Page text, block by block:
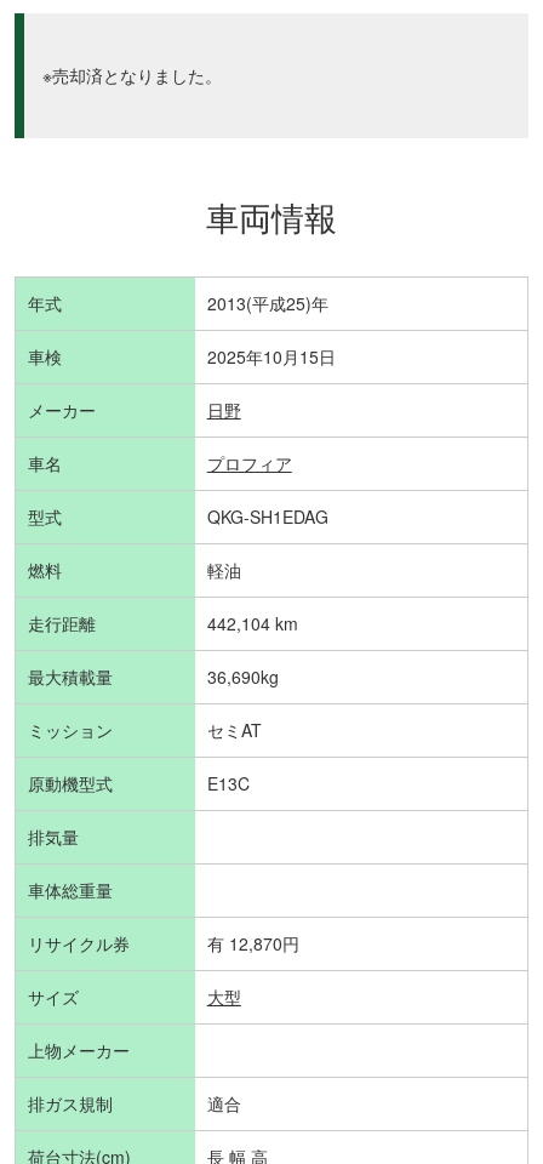
※売却済となりました。
車両情報
年式 2013(平成25)年
車検 2025年10月15日
メーカー 日野
車名 プロフィア
型式 QKG-SH1EDAG
燃料 軽油
走行距離 442,104 km
最大積載量 36,690kg
ミッション セミAT
原動機型式 E13C
排気量
車体総重量
リサイクル券 有 12,870円
サイズ 大型
上物メーカー
排ガス規制 適合
荷台寸法(cm) 長 幅 高